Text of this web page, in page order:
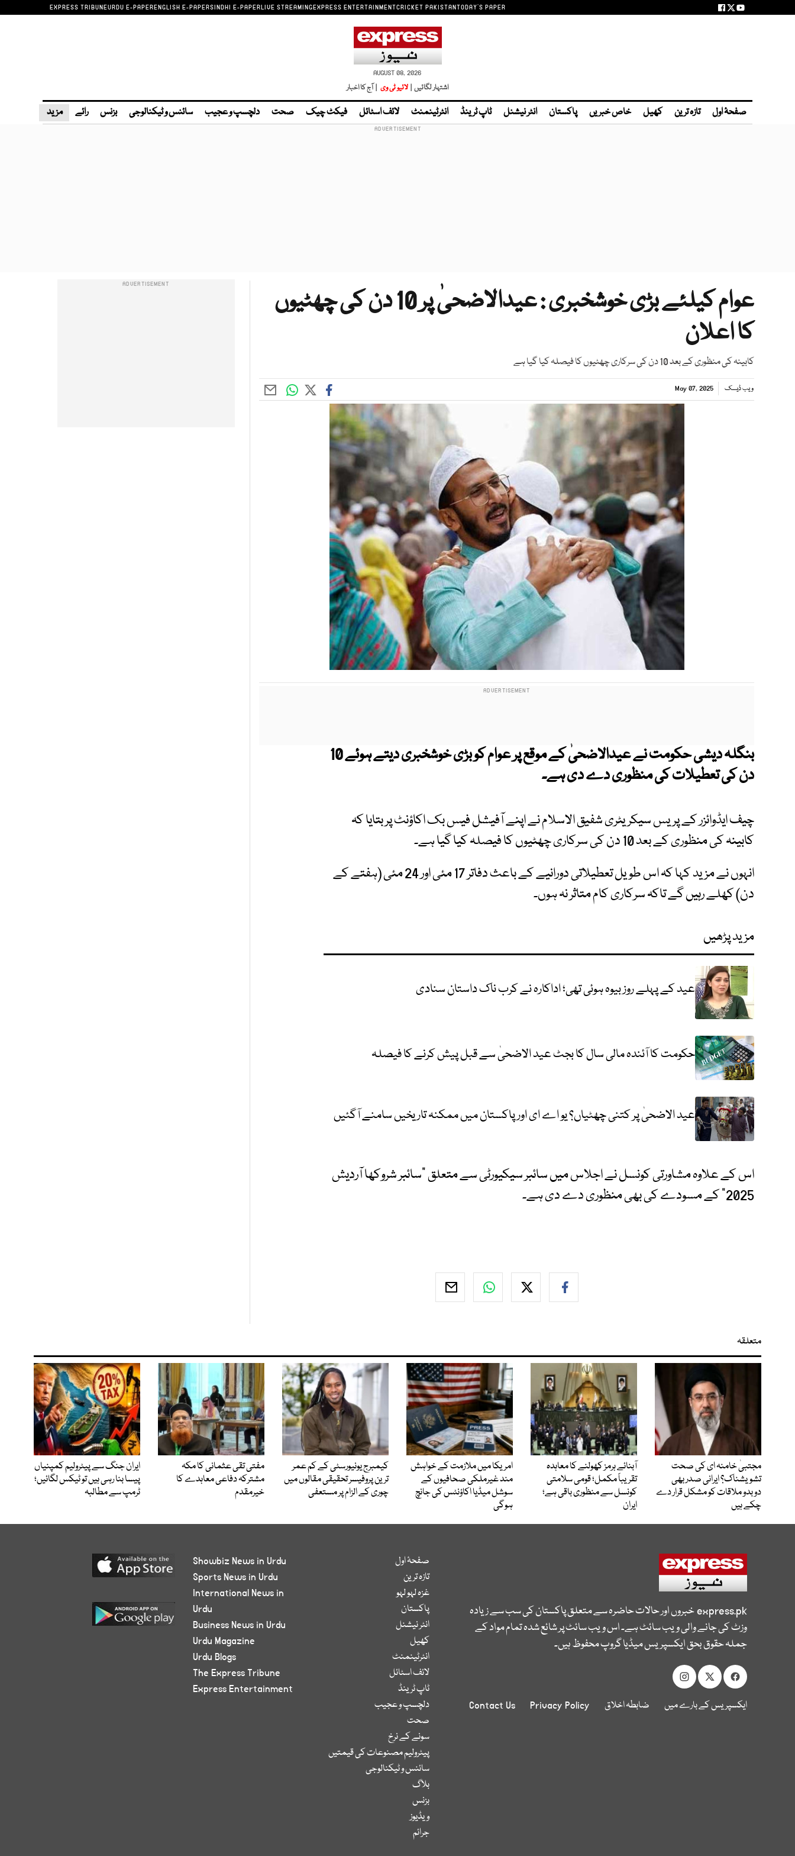
EXPRESS TRIBUNEURDU E-PAPERENGLISH E-PAPERSINDHI E-PAPERLIVE STREAMINGEXPRESS ENTERTAINMENTCRICKET PAKISTANTODAY'S PAPER
AUGUST 08, 2026
اشتہار لگائیں | لائیو ٹی وی | آج کا اخبار
صفحۂ اول تازہ ترین کھیل خاص خبریں پاکستان انٹر نیشنل ٹاپ ٹرینڈ انٹرٹینمنٹ لائف اسٹائل فیکٹ چیک صحت دلچسپ و عجیب سائنس و ٹیکنالوجی بزنس رائے مزید
عوام کیلئے بڑی خوشخبری : عیدالاضحیٰ پر 10 دن کی چھٹیوں
کا اعلان
کابینہ کی منظوری کے بعد 10 دن کی سرکاری چھٹیوں کا فیصلہ کیا گیا ہے
ویب ڈیسک May 07, 2025
بنگلہ دیشی حکومت نے عیدالاضحیٰ کے موقع پر عوام کو بڑی خوشخبری دیتے ہوئے 10
دن کی تعطیلات کی منظوری دے دی ہے۔
چیف ایڈوائزر کے پریس سیکریٹری شفیق الاسلام نے اپنے آفیشل فیس بک اکاؤنٹ پر بتایا کہ
کابینہ کی منظوری کے بعد 10 دن کی سرکاری چھٹیوں کا فیصلہ کیا گیا ہے۔
انہوں نے مزید کہا کہ اس طویل تعطیلاتی دورانیے کے باعث دفاتر 17 مئی اور 24 مئی (ہفتے کے
دن) کھلے رہیں گے تاکہ سرکاری کام متاثر نہ ہوں۔
مزید پڑھیں
عید کے پہلے روز بیوہ ہوئی تھی؛ اداکارہ نے کرب ناک داستان سنادی
حکومت کا آئندہ مالی سال کا بجٹ عید الاضحیٰ سے قبل پیش کرنے کا فیصلہ
عید الاضحیٰ پر کتنی چھٹیاں؟ یو اے ای اور پاکستان میں ممکنہ تاریخیں سامنے آگئیں
اس کے علاوہ مشاورتی کونسل نے اجلاس میں سائبر سیکیورٹی سے متعلق "سائبر شروکھا آردیش
2025" کے مسودے کی بھی منظوری دے دی ہے۔
متعلقہ
مجتبیٰ خامنہ ای کی صحت
تشویشناک؟ ایرانی صدر بھی
دوبدو ملاقات کو مشکل قرار دے
چکے ہیں
آبنائے ہرمز کھولنے کا معاہدہ
تقریباً مکمل؛ قومی سلامتی
کونسل سے منظوری باقی ہے؛
ایران
امریکا میں ملازمت کے خواہش
مند غیرملکی صحافیوں کے
سوشل میڈیا اکاؤنٹس کی جانچ
ہوگی
کیمبرج یونیورسٹی کے کم عمر
ترین پروفیسر تحقیقی مقالوں میں
چوری کے الزام پر مستعفی
مفتی تقی عثمانی کا مکہ
مشترکہ دفاعی معاہدے کا
خیرمقدم
ایران جنگ سے پیٹرولیم کمپنیاں
پیسا بنا رہی ہیں تو ٹیکس لگائیں؛
ٹرمپ سے مطالبہ
express.pkخبروں اور حالات حاضرہ سے متعلق پاکستان کی سب سے زیادہ
وزٹ کی جانے والی ویب سائٹ ہے۔ اس ویب سائٹ پر شائع شدہ تمام مواد کے
جملہ حقوق بحق ایکسپریس میڈیا گروپ محفوظ ہیں۔
ایکسپریس کے بارے میں ضابطہ اخلاق Privacy Policy
Contact Us
صفحۂ اول
تازہ ترین
غزہ لہو لہو
پاکستان
انٹر نیشنل
کھیل
انٹرٹینمنٹ
لائف اسٹائل
ٹاپ ٹرینڈ
دلچسپ و عجیب
صحت
سونے کے نرخ
پیٹرولیم مصنوعات کی قیمتیں
سائنس و ٹیکنالوجی
بلاگ
بزنس
ویڈیوز
جرائم
Showbiz News in Urdu
Sports News in Urdu
International News in
Urdu
Business News in Urdu
Urdu Magazine
Urdu Blogs
The Express Tribune
Express Entertainment